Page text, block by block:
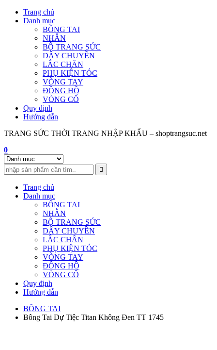
Skip
Trang chủ
Danh mục
BÔNG TAI
NHẪN
BỘ TRANG SỨC
DÂY CHUYỀN
LẮC CHÂN
PHỤ KIỆN TÓC
VÒNG TAY
ĐỒNG HỒ
VÒNG CỔ
Quy định
Hướng dẫn
TRANG SỨC THỜI TRANG NHẬP KHẨU – shoptrangsuc.net
0
Trang chủ
Danh mục
BÔNG TAI
NHẪN
BỘ TRANG SỨC
DÂY CHUYỀN
LẮC CHÂN
PHỤ KIỆN TÓC
VÒNG TAY
ĐỒNG HỒ
VÒNG CỔ
Quy định
Hướng dẫn
BÔNG TAI
Bông Tai Dự Tiệc Titan Không Đen TT 1745